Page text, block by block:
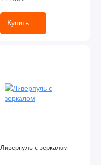
Купить
Ливерпуль с зеркалом